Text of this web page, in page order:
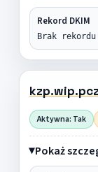
Rekord DKIM
Brak rekordu
Aktywna: Tak
Pokaż